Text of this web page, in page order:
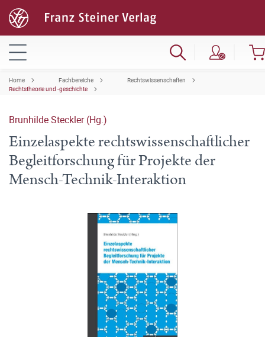
Home Fachbereiche
Rechtswissenschaften
Rechtstheorie und -geschichte
Brunhilde Steckler (Hg.)
Einzelaspekte rechtswissenschaftlicher
Begleitforschung für Projekte der
Mensch-Technik-Interaktion